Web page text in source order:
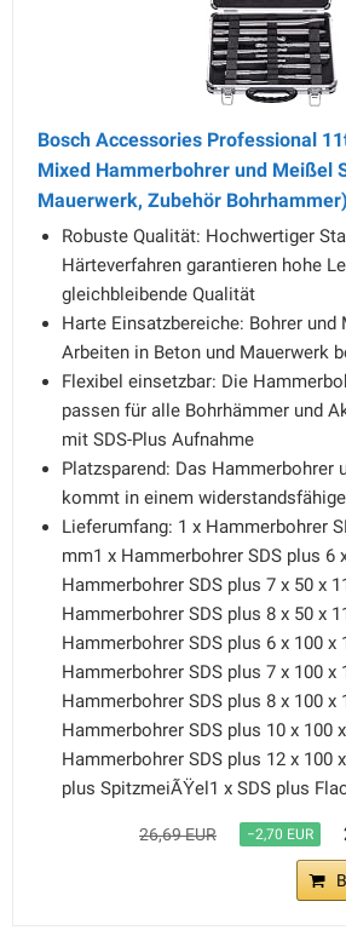
Bosch Accessories Professional
Mixed Hammerbohrer und Meißel
Mauerwerk, Zubehör Bohrhammer)
Robuste Qualität: Hochwertiger
Härteverfahren garantieren hohe
gleichbleibende Qualität
Harte Einsatzbereiche: Bohrer und
Arbeiten in Beton und Mauerwerk
Flexibel einsetzbar: Die
passen für alle Bohrhämmer und
mit SDS-Plus Aufnahme
Platzsparend: Das Hammerbohrer
kommt in einem
Lieferumfang: 1 x Hammerbohrer
mm1 x Hammerbohrer SDS plus 6
Hammerbohrer SDS plus 7 x 50 x
Hammerbohrer SDS plus 8 x 50 x
Hammerbohrer SDS plus 6 x 100 x
Hammerbohrer SDS plus 7 x 100 x
Hammerbohrer SDS plus 8 x 100 x
Hammerbohrer SDS plus 10 x 100
Hammerbohrer SDS plus 12 x 100
plus SpitzmeiÃŸel1 x SDS plus
26,69 EUR −2,70 EUR